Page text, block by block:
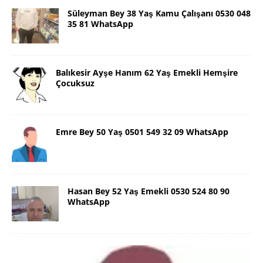
Süleyman Bey 38 Yaş Kamu Çalışanı 0530 048
35 81 WhatsApp
Balıkesir Ayşe Hanım 62 Yaş Emekli Hemşire
Çocuksuz
Emre Bey 50 Yaş 0501 549 32 09 WhatsApp
Hasan Bey 52 Yaş Emekli 0530 524 80 90
WhatsApp